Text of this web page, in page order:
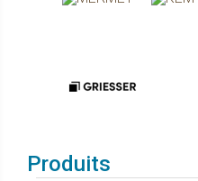
Produits